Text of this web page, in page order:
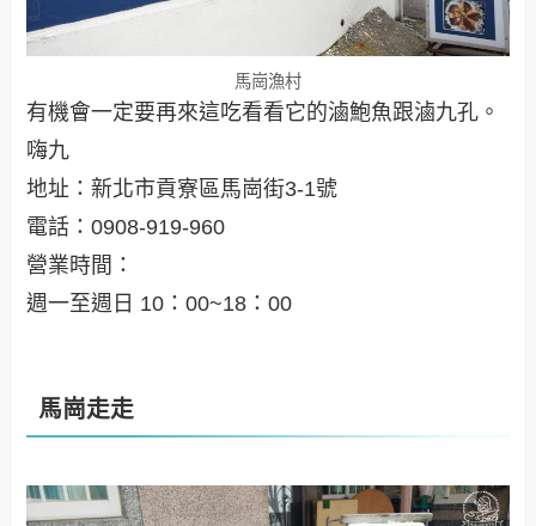
馬崗漁村
有機會一定要再來這吃看看它的滷鮑魚跟滷九孔。
嗨九
地址：新北市貢寮區馬崗街3-1號
電話：0908-919-960
營業時間：
週一至週日 10：00~18：00
馬崗走走